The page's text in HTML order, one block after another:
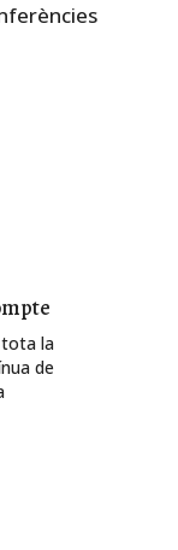
la
de